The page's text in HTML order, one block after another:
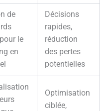
de
le
en
Décisions
rapides,
réduction
des pertes
potentielles
Optimisation
ciblée,